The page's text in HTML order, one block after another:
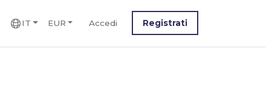
IT EUR Accedi Registrati